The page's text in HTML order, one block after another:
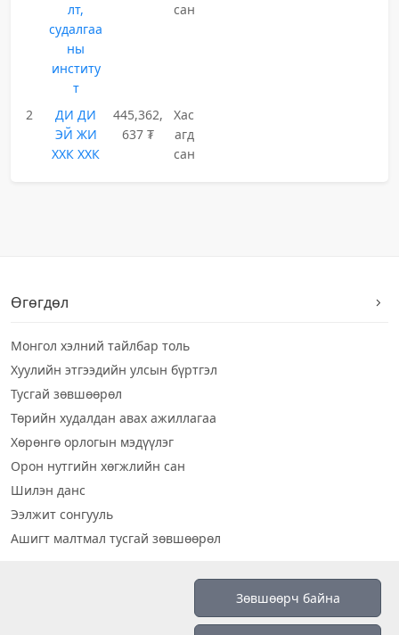
лт,
судалгаа
ны
институ
т
сан
2
ДИ ДИ
ЭЙ ЖИ
ХХК ХХК
445,362,
637 ₮
Хас
агд
сан
Өгөгдөл
Монгол хэлний тайлбар толь
Хуулийн этгээдийн улсын бүртгэл
Тусгай зөвшөөрөл
Төрийн худалдан авах ажиллагаа
Хөрөнгө орлогын мэдүүлэг
Орон нутгийн хөгжлийн сан
Шилэн данс
Ээлжит сонгууль
Ашигт малтмал тусгай зөвшөөрөл
Зөвшөөрч байна